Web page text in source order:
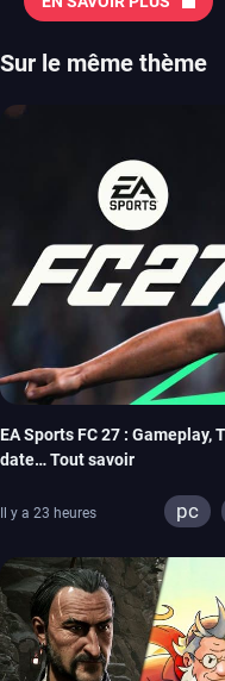
Sur le même thème
EA Sports FC 27 : Gameplay,
date… Tout savoir
Il y a 23 heures pc